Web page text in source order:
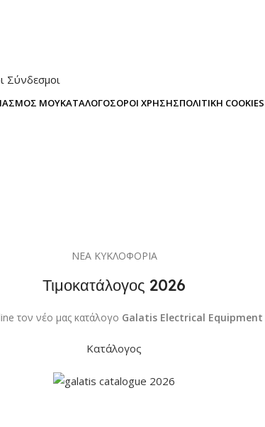
Σύνδεσμοι
ΜΟΥΚΑΤΆΛΟΓΟΣΌΡΟΙ ΧΡΉΣΗΣΠΟΛΙΤΙΚΉ COOKIES
ΝΕΑ ΚΥΚΛΟΦΟΡΙΑ
Τιμοκατάλογος 2026
τον νέο μας κατάλογο Galatis Electrical Equipment
Κατάλογος